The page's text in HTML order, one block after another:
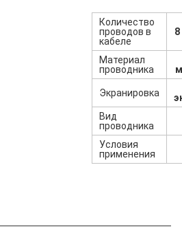
Количество
проводов в
кабеле
Материал
проводника
Экранировка
Вид
проводника
Условия
применения